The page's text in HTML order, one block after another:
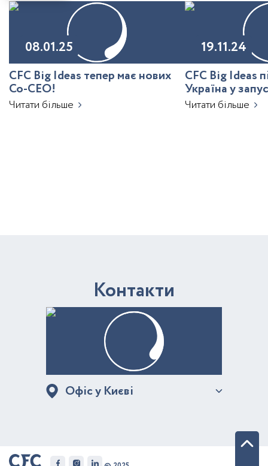
08.01.25
CFC Big Ideas тепер має нових
Co-CEO!
Читати більше
19.11.24
CFC Big Ideas
Україна у
з ШІ
Читати більше
Контакти
Офіс у Києві